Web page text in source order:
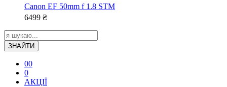
Canon EF 50mm f 1.8 STM
6499 ₴
ЗНАЙТИ
00
0
АКЦІЇ